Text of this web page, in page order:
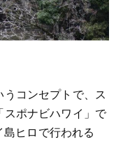
コンセプトで、ス
ポナビハワイ」で
ヒロで行われる